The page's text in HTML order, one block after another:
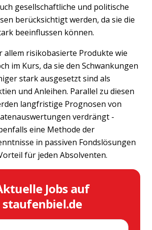
gesellschaftliche und politische
berücksichtigt werden, da sie die
beeinflussen können.
allem risikobasierte Produkte wie
im Kurs, da sie den Schwankungen
stark ausgesetzt sind als
und Anleihen. Parallel zu diesen
langfristige Prognosen von
verdrängt -
eine Methode der
in passiven Fondslösungen
für jeden Absolventen.
Jobs auf
staufenbiel.de